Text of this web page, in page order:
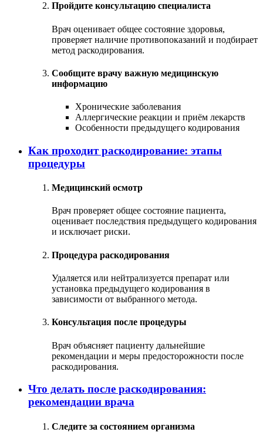
Пройдите консультацию специалиста
Врач оценивает общее состояние здоровья,
проверяет наличие противопоказаний и подбирает
метод раскодирования.
Сообщите врачу важную медицинскую
информацию
Хронические заболевания
Аллергические реакции и приём лекарств
Особенности предыдущего кодирования
Как проходит раскодирование: этапы
процедуры
Медицинский осмотр
Врач проверяет общее состояние пациента,
оценивает последствия предыдущего кодирования
и исключает риски.
Процедура раскодирования
Удаляется или нейтрализуется препарат или
установка предыдущего кодирования в
зависимости от выбранного метода.
Консультация после процедуры
Врач объясняет пациенту дальнейшие
рекомендации и меры предосторожности после
раскодирования.
Что делать после раскодирования:
рекомендации врача
Следите за состоянием организма